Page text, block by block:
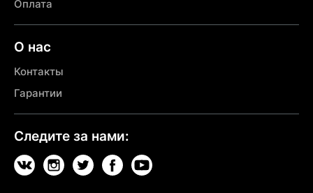
Оплата
О нас
Контакты
Гарантии
Следите за нами: